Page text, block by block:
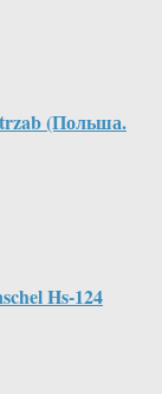
(Польша.
Hs-124